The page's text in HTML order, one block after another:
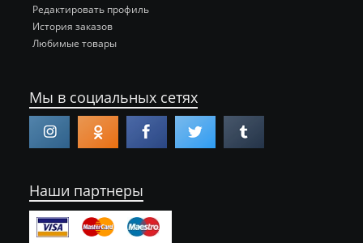
Редактировать профиль
История заказов
Любимые товары
Мы в социальных сетях
Наши партнеры